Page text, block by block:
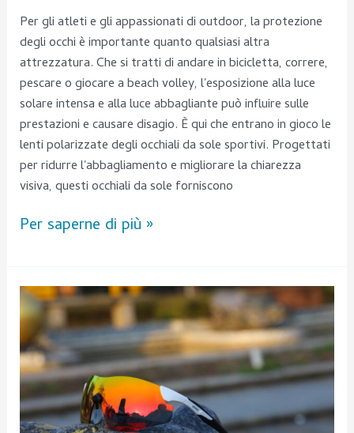
Per gli atleti e gli appassionati di outdoor, la protezione
degli occhi è importante quanto qualsiasi altra
attrezzatura. Che si tratti di andare in bicicletta, correre,
pescare o giocare a beach volley, l'esposizione alla luce
solare intensa e alla luce abbagliante può influire sulle
prestazioni e causare disagio. È qui che entrano in gioco le
lenti polarizzate degli occhiali da sole sportivi. Progettati
per ridurre l'abbagliamento e migliorare la chiarezza
visiva, questi occhiali da sole forniscono
Per saperne di più »
Cosa
sono
gli
occhiali
da
sole
polarizzati